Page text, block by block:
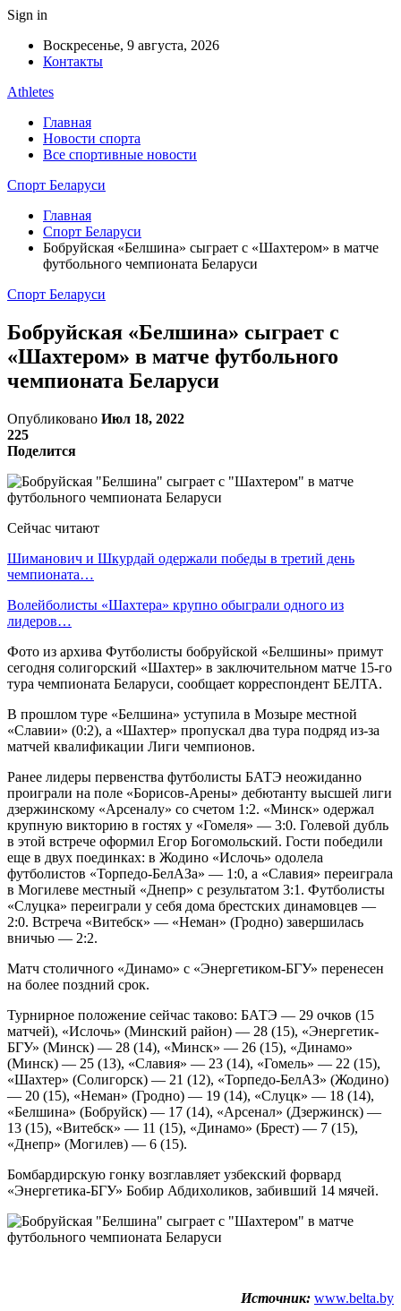
Sign in
Воскресенье, 9 августа, 2026
Контакты
Athletes
Главная
Новости спорта
Все спортивные новости
Спорт Беларуси
Главная
Спорт Беларуси
Бобруйская «Белшина» сыграет с «Шахтером» в матче
футбольного чемпионата Беларуси
Спорт Беларуси
Бобруйская «Белшина» сыграет с
«Шахтером» в матче футбольного
чемпионата Беларуси
Опубликовано Июл 18, 2022
225
Поделится
Сейчас читают
Шиманович и Шкурдай одержали победы в третий день
чемпионата…
Волейболисты «Шахтера» крупно обыграли одного из
лидеров…
Фото из архива Футболисты бобруйской «Белшины» примут
сегодня солигорский «Шахтер» в заключительном матче 15-го
тура чемпионата Беларуси, сообщает корреспондент БЕЛТА.
В прошлом туре «Белшина» уступила в Мозыре местной
«Славии» (0:2), а «Шахтер» пропускал два тура подряд из-за
матчей квалификации Лиги чемпионов.
Ранее лидеры первенства футболисты БАТЭ неожиданно
проиграли на поле «Борисов-Арены» дебютанту высшей лиги
дзержинскому «Арсеналу» со счетом 1:2. «Минск» одержал
крупную викторию в гостях у «Гомеля» — 3:0. Голевой дубль
в этой встрече оформил Егор Богомольский. Гости победили
еще в двух поединках: в Жодино «Ислочь» одолела
футболистов «Торпедо-БелАЗа» — 1:0, а «Славия» переиграла
в Могилеве местный «Днепр» с результатом 3:1. Футболисты
«Слуцка» переиграли у себя дома брестских динамовцев —
2:0. Встреча «Витебск» — «Неман» (Гродно) завершилась
вничью — 2:2.
Матч столичного «Динамо» с «Энергетиком-БГУ» перенесен
на более поздний срок.
Турнирное положение сейчас таково: БАТЭ — 29 очков (15
матчей), «Ислочь» (Минский район) — 28 (15), «Энергетик-
БГУ» (Минск) — 28 (14), «Минск» — 26 (15), «Динамо»
(Минск) — 25 (13), «Славия» — 23 (14), «Гомель» — 22 (15),
«Шахтер» (Солигорск) — 21 (12), «Торпедо-БелАЗ» (Жодино)
— 20 (15), «Неман» (Гродно) — 19 (14), «Слуцк» — 18 (14),
«Белшина» (Бобруйск) — 17 (14), «Арсенал» (Дзержинск) —
13 (15), «Витебск» — 11 (15), «Динамо» (Брест) — 7 (15),
«Днепр» (Могилев) — 6 (15).
Бомбардирскую гонку возглавляет узбекский форвард
«Энергетика-БГУ» Бобир Абдихоликов, забивший 14 мячей.
Источник: www.belta.by